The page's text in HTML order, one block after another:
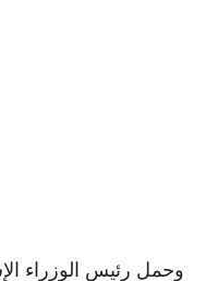
وحمل رئيس الوزراء